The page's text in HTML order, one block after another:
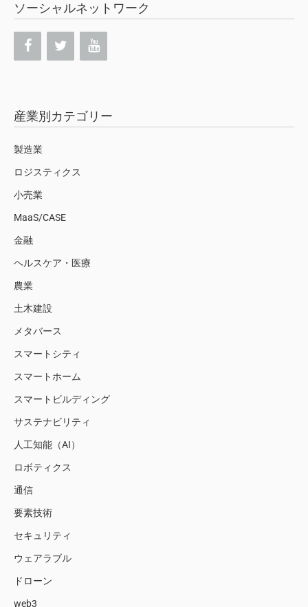
ソーシャルネットワーク
産業別カテゴリー
製造業
ロジスティクス
小売業
MaaS/CASE
金融
ヘルスケア・医療
農業
土木建設
メタバース
スマートシティ
スマートホーム
スマートビルディング
サステナビリティ
人工知能（AI）
ロボティクス
通信
要素技術
セキュリティ
ウェアラブル
ドローン
web3